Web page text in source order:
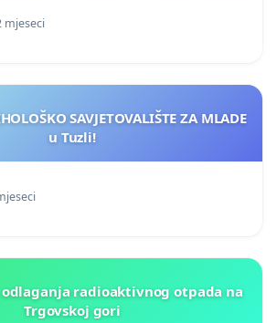
mjeseci
SAVJETOVALIŠTE ZA MLADE
u Tuzli!
radioaktivnog otpada na
Trgovskoj gori